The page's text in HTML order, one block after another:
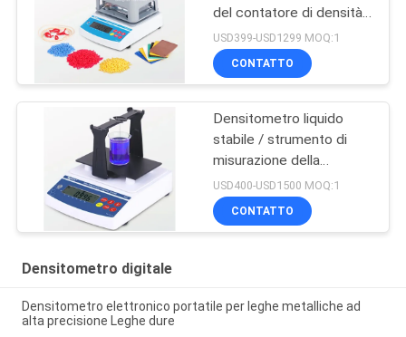
del contatore di densità
solida con filo di
connessione dati
USD399-USD1299 MOQ:1
CONTATTO
Densitometro liquido
stabile / strumento di
misurazione della
concentrazione per
liquido alcalino acido
forte
USD400-USD1500 MOQ:1
CONTATTO
Densitometro digitale
Densitometro elettronico portatile per leghe metalliche ad
alta precisione Leghe dure